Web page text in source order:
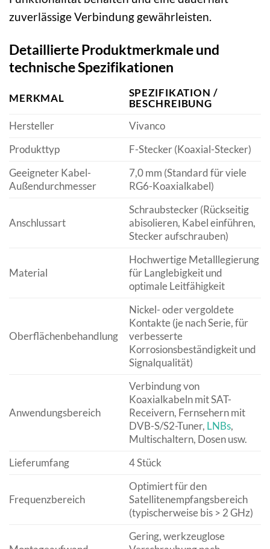
zuverlässige Verbindung gewährleisten.
Detaillierte Produktmerkmale und
technische Spezifikationen
MERKMAL
SPEZIFIKATION /
BESCHREIBUNG
Hersteller
Vivanco
Produkttyp
F-Stecker (Koaxial-Stecker)
Geeigneter Kabel-
Außendurchmesser
7,0 mm (Standard für viele
RG6-Koaxialkabel)
Anschlussart
Schraubstecker (Rückseitig
abisolieren, Kabel einführen,
Stecker aufschrauben)
Material
Hochwertige Metalllegierung
für Langlebigkeit und
optimale Leitfähigkeit
Oberflächenbehandlung
Nickel- oder vergoldete
Kontakte (je nach Serie, für
verbesserte
Korrosionsbeständigkeit und
Signalqualität)
Anwendungsbereich
Verbindung von
Koaxialkabeln mit SAT-
Receivern, Fernsehern mit
DVB-S/S2-Tuner, LNBs,
Multischaltern, Dosen usw.
Lieferumfang
4 Stück
Frequenzbereich
Optimiert für den
Satellitenempfangsbereich
(typischerweise bis > 2 GHz)
Gering, werkzeuglose